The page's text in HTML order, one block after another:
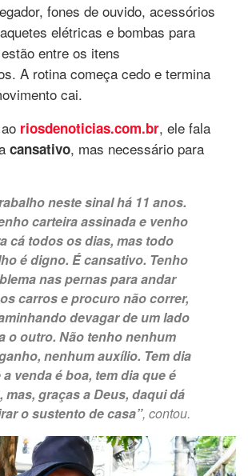
fones de ouvido, acessórios
elétricas e bombas para
entre os itens
A rotina começa cedo e termina
cai.
riosdenoticias.com.br, ele fala
cansativo, mas necessário para
neste sinal há 11 anos.
carteira assinada e venho
cá todos os dias, mas todo
é digno. É cansativo. Tenho
nas pernas para andar
carros e procuro não correr,
devagar de um lado
o outro. Não tenho nenhum
nenhum auxílio. Tem dia
venda é boa, tem dia que é
mas, graças a Deus, daqui dá
o sustento de casa”, contou.